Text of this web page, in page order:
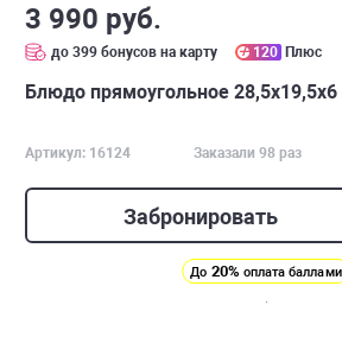
3 990 руб.
до 399 бонусов на карту 120 Плюс
Блюдо прямоугольное
Артикул: 16124 Заказали 98 раз
Забронировать
До 20% оплата баллами